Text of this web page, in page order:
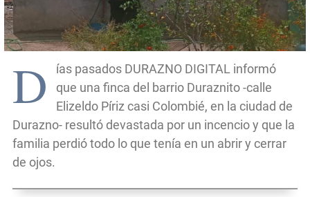
D
ías pasados DURAZNO DIGITAL informó
que una finca del barrio Duraznito -calle
Elizeldo Píriz casi Colombié, en la ciudad de
Durazno- resultó devastada por un incencio y que la
familia perdió todo lo que tenía en un abrir y cerrar
de ojos.